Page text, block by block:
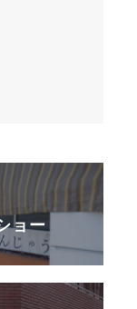
ョー